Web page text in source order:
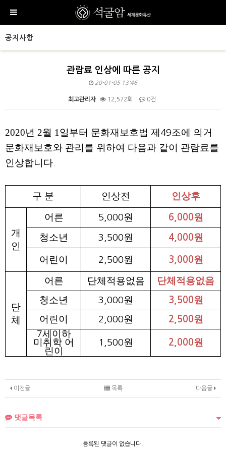
공지사항
관람료 인상에 따른 공지
20-01-05 13:46
최고관리자 12,572회 0건
2020년 2월 1일부터 문화재보호법 제 49조에 의거
문화재보호와 관리를 위하여 다음과 같이 관람료를
인상합니다
구 분 인상전 인상후
개
인
어른 5,000원 6,000원
청소년
3,500원 4,000원
어린이 2,500원 3,000원
단
체
어른 단체적용없음
단체적용없음
청소년
3,000원 3,500원
어린이
2,000원 2,500원
7세이하
미취학 어
린이
1,500원 2,000원
이전글 다음글
목록
댓글목록
등록된 댓글이 없습니다.